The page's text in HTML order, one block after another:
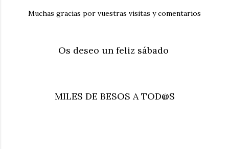
Muchas gracias por vuestras visitas y comentarios
Os deseo un feliz sábado
MILES DE BESOS A TOD@S